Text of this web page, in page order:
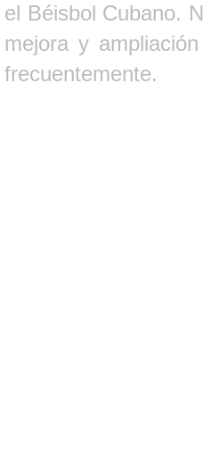
el Béisbol Cubano.
mejora y
frecuentemente.